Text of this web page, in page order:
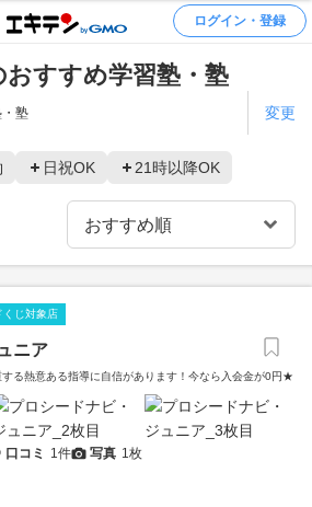
ログイン・登録
おすすめ学習塾・塾
塾 変更
日祝OK 21時以降OK
くじ対象店
ニア
る熱意ある指導に自信があります！今なら入会金が0円★
口コミ 1件 写真 1枚